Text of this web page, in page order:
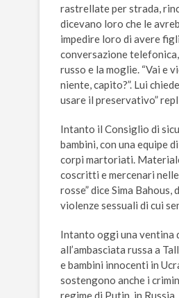
rastrellate per strada,
dicevano loro che le
impedire loro di avere
conversazione
russo e la moglie. “Vai e
niente, capito?”. Lui
usare il preservativo”
Intanto il Consiglio di
bambini, con una equipe
corpi martoriati.
coscritti e mercenari
rosse” dice Sima
violenze sessuali di cui
Intanto oggi una ventina
all’ambasciata russa a
e bambini innocenti in
sostengono anche i
regime di Putin, in